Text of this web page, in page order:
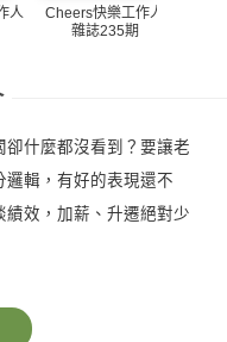
人
Cheers快樂工作人
雜誌235期
什麼都沒看到？要讓老
邏輯，有好的表現還不
效，加薪、升遷絕對少